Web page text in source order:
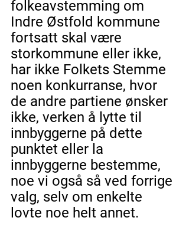
folkeavstemming om
Indre Østfold kommune
fortsatt skal være
storkommune eller ikke,
har ikke Folkets Stemme
noen konkurranse, hvor
de andre partiene ønsker
ikke, verken å lytte til
innbyggerne på dette
punktet eller la
innbyggerne bestemme,
noe vi også så ved forrige
valg, selv om enkelte
lovte noe helt annet.